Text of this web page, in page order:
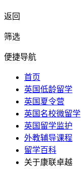
返回
筛选
便捷导航
首页
英国低龄留学
英国夏令营
英国名校微留学
英国留学监护
外教辅导课程
留学百科
关于康联卓越